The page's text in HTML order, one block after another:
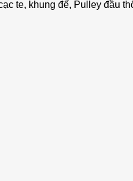
te, khung đế, Pulley đầu